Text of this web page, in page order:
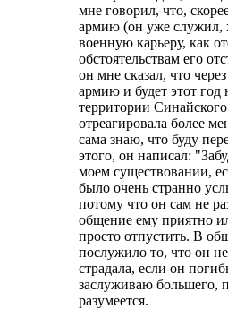
мне говорил, что,
армию (он уже служил,
военную карьеру, как
обстоятельствам его
он мне сказал, что
армию и будет этот год
территории
отреагировала более
сама знаю, что буду
этого, он написал:
моем существовании,
было очень странно
потому что он сам не
общение ему приятно
просто отпустить. В
послужило то, что он
страдала, если он
заслуживаю большего,
разумеется.